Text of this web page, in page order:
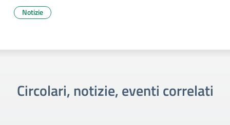
Notizie
Circolari, notizie, eventi correlati